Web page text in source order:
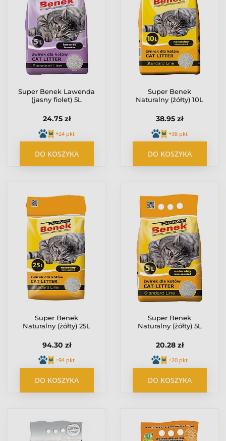
Super Benek Lawenda
(jasny fiolet) 5L
24.75 zł
+24 pkt
DO KOSZYKA
Super Benek
Naturalny (żółty) 10L
38.95 zł
+38 pkt
DO KOSZYKA
Super Benek
Naturalny (żółty) 25L
94.30 zł
+94 pkt
DO KOSZYKA
Super Benek
Naturalny (żółty) 5L
20.28 zł
+20 pkt
DO KOSZYKA